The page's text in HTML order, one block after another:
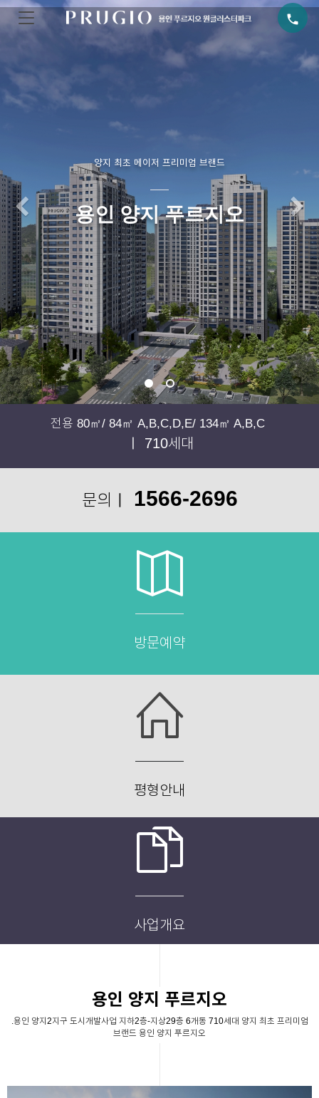
call
양지 최초 메이저 프리미엄 브랜드
용인 양지 푸르지오
Previous
전용 80㎡/ 84㎡ A,B,C,D,E/ 134㎡ A,B,C
ㅣ 710세대
문의ㅣ 1566-2696
방문예약
평형안내
사업개요
용인 양지 푸르지오
.용인 양지2지구 도시개발사업 지하2층-지상29층 6개동 710세대 양지 최초 프리미엄
브랜드 용인 양지 푸르지오